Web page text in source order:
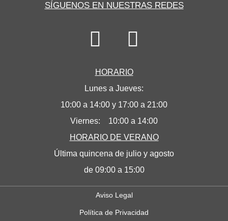
SÍGUENOS EN NUESTRAS REDES
HORARIO
Lunes a Jueves:
10:00 a 14:00 y 17:00 a 21:00
Viernes: 10:00 a 14:00
HORARIO DE VERANO
Última quincena de julio y agosto
de 09:00 a 15:00
Aviso Legal
Política de Privacidad